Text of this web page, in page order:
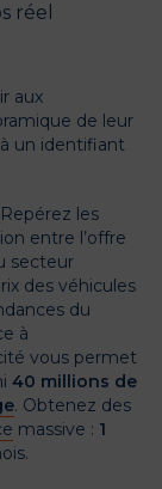
réel
aux
de leur
un identifiant
les
entre l’offre
secteur
des véhicules
du
à
vous permet
40 millions de
. Obtenez des
massive : 1